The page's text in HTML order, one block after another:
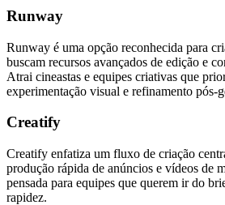
Runway
Runway é uma opção reconhecida para
buscam recursos avançados de edição e
Atrai cineastas e equipes criativas que
experimentação visual e refinamento pós-
Creatify
Creatify enfatiza um fluxo de criação
produção rápida de anúncios e vídeos de
pensada para equipes que querem ir do
rapidez.